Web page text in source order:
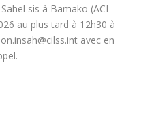
sis à Bamako (ACI
au plus tard à 12h30 à
avec en